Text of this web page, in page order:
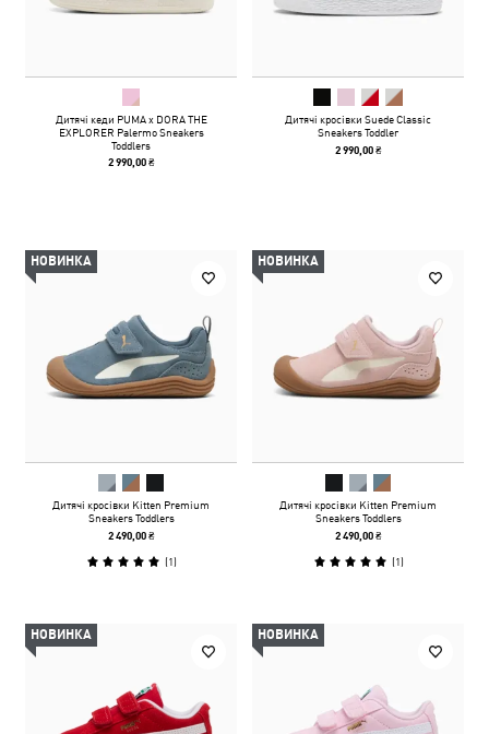
Дитячі кеди PUMA x DORA THE
EXPLORER Palermo Sneakers
Toddlers
2 990,00 ₴
Дитячі кросівки Suede Classic
Sneakers Toddler
2 990,00 ₴
НОВИНКА
Дитячі кросівки Kitten Premium
Sneakers Toddlers
2 490,00 ₴
(1)
НОВИНКА
Дитячі кросівки Kitten Premium
Sneakers Toddlers
2 490,00 ₴
(1)
НОВИНКА НОВИНКА